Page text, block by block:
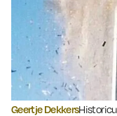
Geertje Dekkers